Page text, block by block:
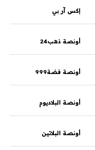
إكس آر بي
أونصة ذهب24
أونصة فضة999
أونصة البلاديوم
أونصة البلاتين